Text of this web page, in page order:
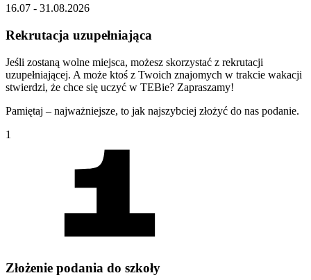
16.07 - 31.08.2026
Rekrutacja uzupełniająca
Jeśli zostaną wolne miejsca, możesz skorzystać z rekrutacji
uzupełniającej. A może ktoś z Twoich znajomych w trakcie wakacji
stwierdzi, że chce się uczyć w TEBie? Zapraszamy!
Pamiętaj – najważniejsze, to jak najszybciej złożyć do nas podanie.
1
Złożenie podania do szkoły